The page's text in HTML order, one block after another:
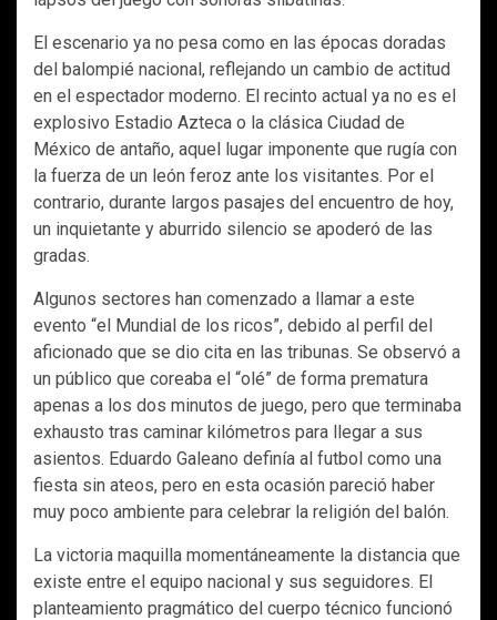
El escenario ya no pesa como en las épocas doradas
del balompié nacional, reflejando un cambio de actitud
en el espectador moderno. El recinto actual ya no es el
explosivo Estadio Azteca o la clásica Ciudad de
México de antaño, aquel lugar imponente que rugía con
la fuerza de un león feroz ante los visitantes. Por el
contrario, durante largos pasajes del encuentro de hoy,
un inquietante y aburrido silencio se apoderó de las
gradas.
Algunos sectores han comenzado a llamar a este
evento “el Mundial de los ricos”, debido al perfil del
aficionado que se dio cita en las tribunas. Se observó a
un público que coreaba el “olé” de forma prematura
apenas a los dos minutos de juego, pero que terminaba
exhausto tras caminar kilómetros para llegar a sus
asientos. Eduardo Galeano definía al futbol como una
fiesta sin ateos, pero en esta ocasión pareció haber
muy poco ambiente para celebrar la religión del balón.
La victoria maquilla momentáneamente la distancia que
existe entre el equipo nacional y sus seguidores. El
planteamiento pragmático del cuerpo técnico funcionó